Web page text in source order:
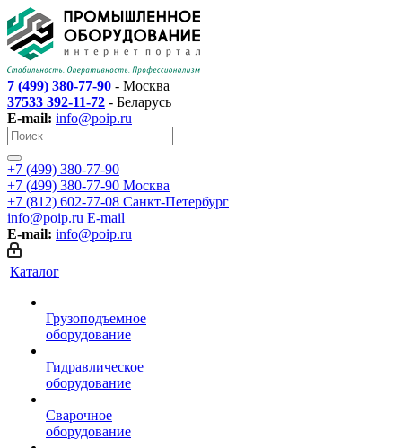
7 (499) 380-77-90 - Москва
37533 392-11-72 - Беларусь
E-mail: info@poip.ru
+7 (499) 380-77-90
+7 (499) 380-77-90 Москва
+7 (812) 602-77-08 Санкт-Петербург
info@poip.ru E-mail
E-mail: info@poip.ru
Каталог
Грузоподъемное
оборудование
Гидравлическое
оборудование
Сварочное
оборудование